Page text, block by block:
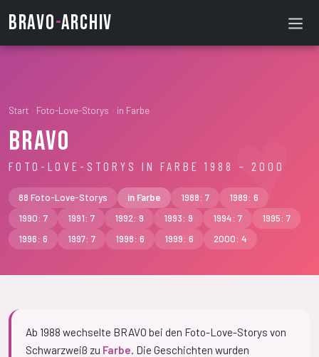
BRAVO-ARCHIV
Start › Foto-Love-Storys › in Farbe
BRAVO
FOTO-LOVE-STORYS IN FARBE 1988 – 2000
88 Foto-Love-Storys in Farbe 1988: 7
1989: 6
1990: 7
1991: 7 1992: 9 1993: 9 1994: 7
1995: 7
1996: 6
1997: 7 1998: 6 1999: 6 2000: 4
Ab 1988 wechselte BRAVO bei den Foto-Love-Storys von
Schwarzweiß zu Farbe. Die Geschichten wurden